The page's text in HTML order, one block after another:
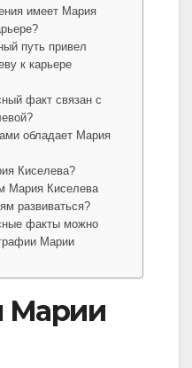
имеет Мария
путь привел
к карьере
факт связан с
обладает Мария
Киселева?
Мария Киселева
развиваться?
факты можно
Марии
Марии